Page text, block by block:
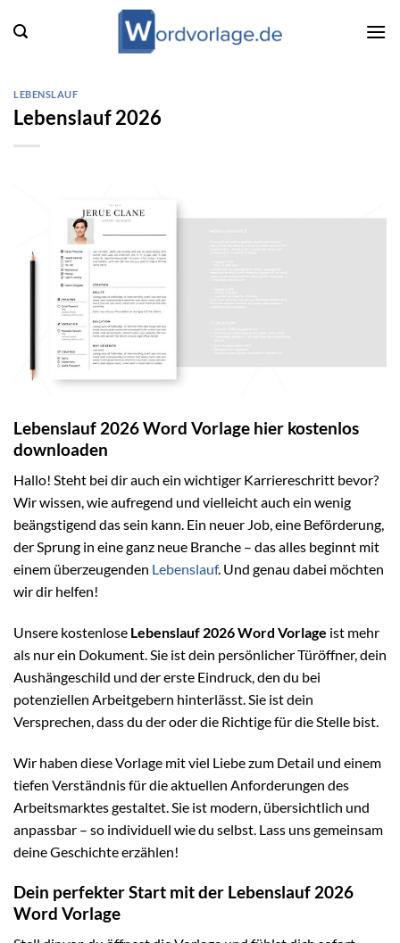
Inhalt
LEBENSLAUF
Lebenslauf 2026
Lebenslauf 2026 Word Vorlage hier kostenlos
downloaden
Hallo! Steht bei dir auch ein wichtiger Karriereschritt bevor?
Wir wissen, wie aufregend und vielleicht auch ein wenig
beängstigend das sein kann. Ein neuer Job, eine Beförderung,
der Sprung in eine ganz neue Branche – das alles beginnt mit
einem überzeugenden Lebenslauf. Und genau dabei möchten
wir dir helfen!
Unsere kostenlose Lebenslauf 2026 Word Vorlage ist mehr
als nur ein Dokument. Sie ist dein persönlicher Türöffner, dein
Aushängeschild und der erste Eindruck, den du bei
potenziellen Arbeitgebern hinterlässt. Sie ist dein
Versprechen, dass du der oder die Richtige für die Stelle bist.
Wir haben diese Vorlage mit viel Liebe zum Detail und einem
tiefen Verständnis für die aktuellen Anforderungen des
Arbeitsmarktes gestaltet. Sie ist modern, übersichtlich und
anpassbar – so individuell wie du selbst. Lass uns gemeinsam
deine Geschichte erzählen!
Dein perfekter Start mit der Lebenslauf 2026
Word Vorlage